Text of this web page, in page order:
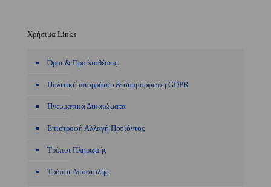
Χρήσιμα Links
Όροι & Προϋποθέσεις
Πολιτική απορρήτου & συμμόρφωση GDPR
Πνευματικά Δικαιώματα
Επιστροφή Αλλαγή Προϊόντος
Τρόποι Πληρωμής
Τρόποι Αποστολής